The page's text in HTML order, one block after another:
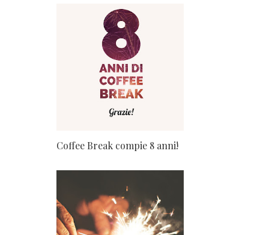
Coffee Break compie 8 anni!